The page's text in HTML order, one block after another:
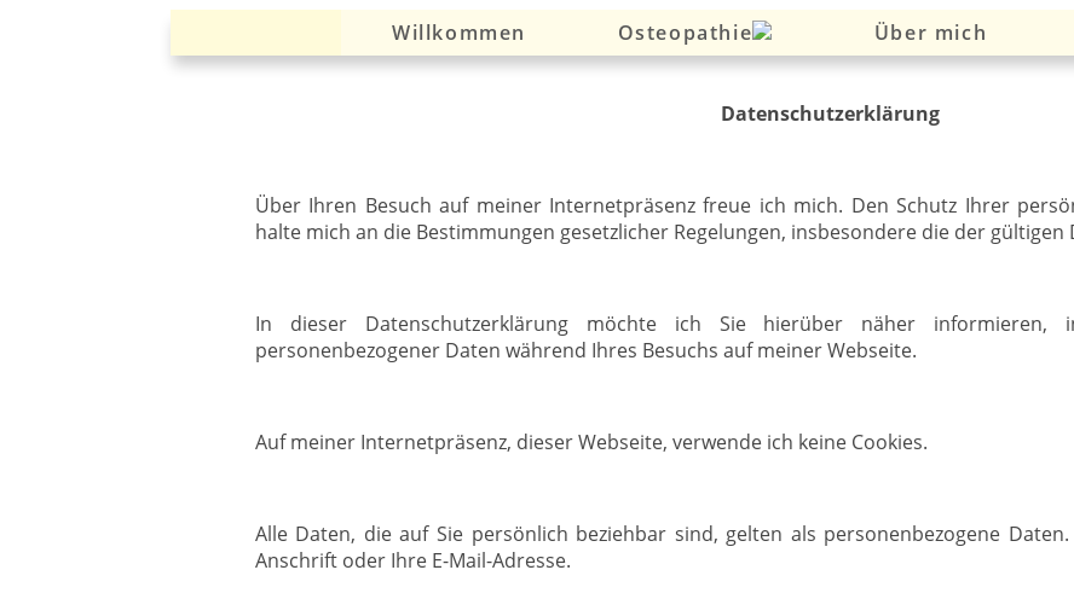
Willkommen Osteopathie Über mich
Datenschutzerklärung
Über Ihren Besuch auf meiner Internetpräsenz freue ich mich. Den Schutz Ihrer
halte mich an die Bestimmungen gesetzlicher Regelungen, insbesondere die der gültigen
In dieser Datenschutzerklärung möchte ich Sie hierüber näher informieren,
personenbezogener Daten während Ihres Besuchs auf meiner Webseite.
Auf meiner Internetpräsenz, dieser Webseite, verwende ich keine Cookies.
Alle Daten, die auf Sie persönlich beziehbar sind, gelten als personenbezogene
Anschrift oder Ihre E-Mail-Adresse.